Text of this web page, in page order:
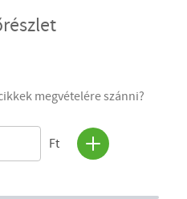
megvételére szánni?
Ft